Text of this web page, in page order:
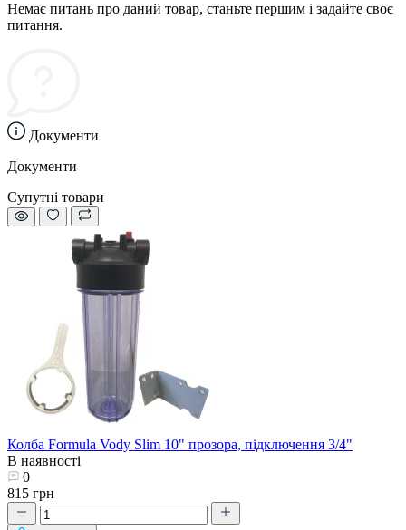
Немає питань про даний товар, станьте першим і задайте своє
питання.
Документи
Документи
Супутні товари
Колба Formula Vody Slim 10" прозора, підключення 3/4"
В наявності
0
815 грн